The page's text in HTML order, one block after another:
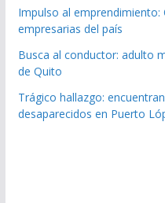
Impulso al emprendimiento:
empresarias del país
Busca al conductor: adulto
de Quito
Trágico hallazgo:
desaparecidos en Puerto